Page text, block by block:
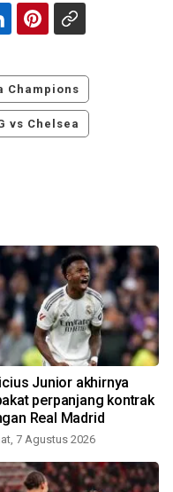
Champions
vs Chelsea
Junior akhirnya
perpanjang kontrak
Real Madrid
7 Agustus 2026